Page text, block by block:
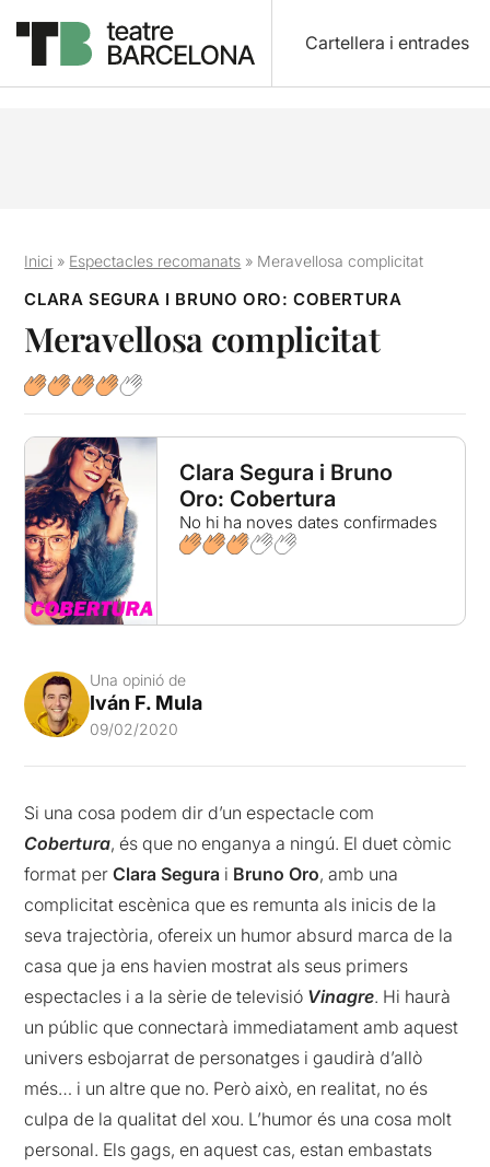
Cartellera i entrades
Inici » Espectacles recomanats » Meravellosa complicitat
CLARA SEGURA I BRUNO ORO: COBERTURA
Meravellosa complicitat
Clara Segura i Bruno
Oro: Cobertura
No hi ha noves dates confirmades
Una opinió de
Iván F. Mula
09/02/2020
Si una cosa podem dir d’un espectacle com
Cobertura, és que no enganya a ningú. El duet còmic
format perClara Segura i Bruno Oro, amb una
complicitat escènica que es remunta als inicis de la
seva trajectòria, ofereix un humor absurd marca de la
casa que ja ens havien mostrat als seus primers
espectacles i a la sèrie de televisió Vinagre. Hi haurà
un públic que connectarà immediatament amb aquest
univers esbojarrat de personatges i gaudirà d’allò
més… i un altre que no. Però això, en realitat, no és
culpa de la qualitat del xou. L’humor és una cosa molt
personal. Els gags, en aquest cas, estan embastats